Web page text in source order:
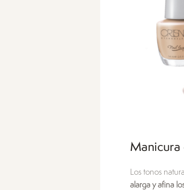
Manicura
Los tonos
alarga y afina